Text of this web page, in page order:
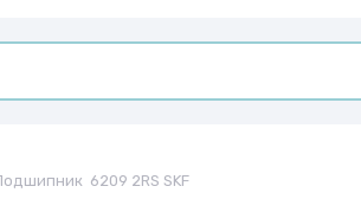
6209 2RS SKF